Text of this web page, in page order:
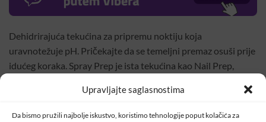
Upravljajte saglasnostima
Da bismo pružili najbolje iskustvo, koristimo tehnologije poput kolačića za
Dehidrirajuća tekućina za pripremu noktiju koja
uravnotežuje pH. Pričekajte da se temeljni premaz osuši prije
idućeg koraka. Spray Prep je ista tekućina kao Nail Prep,
Spray Prep olakšava rad i daje dodatnu brzinu zbog svog
praktičnog pakovanja, a praktičan je i za dezinfekciju alata.